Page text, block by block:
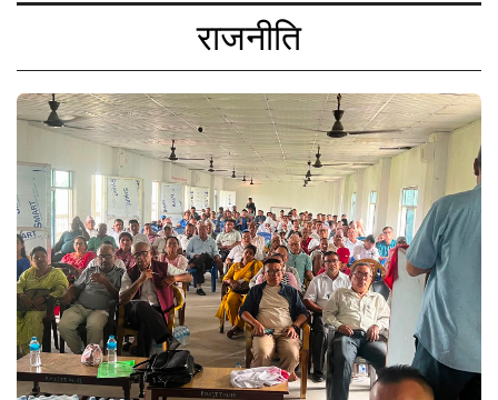
राजनीति